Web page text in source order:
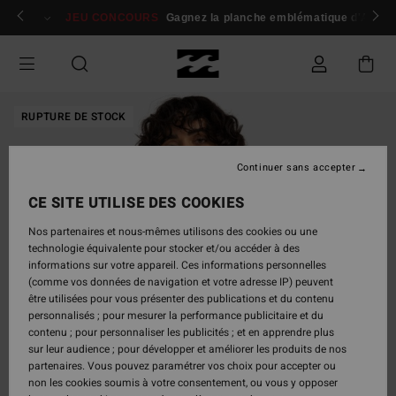
Passer
Se connecter / s'inscrire
JEU CONCOURS Gagnez la planche emblématique d'Andy
RUPTURE DE STOCK
CE SITE UTILISE DES COOKIES
Nos partenaires et nous-mêmes utilisons des cookies ou une
technologie équivalente pour stocker et/ou accéder à des
informations sur votre appareil. Ces informations personnelles
(comme vos données de navigation et votre adresse IP) peuvent
être utilisées pour vous présenter des publications et du contenu
personnalisés ; pour mesurer la performance publicitaire et du
contenu ; pour personnaliser les publicités ; et en apprendre plus
sur leur audience ; pour développer et améliorer les produits de nos
partenaires. Vous pouvez paramétrer vos choix pour accepter ou
non les cookies soumis à votre consentement, ou vous y opposer
Continuer sans accepter